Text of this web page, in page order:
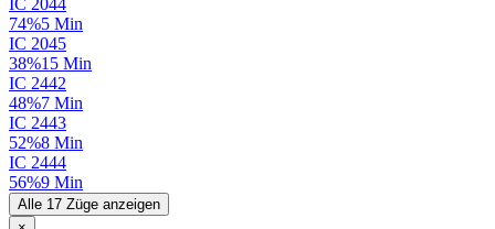
74%5 Min
IC 2045
38%15 Min
IC 2442
48%7 Min
IC 2443
52%8 Min
IC 2444
56%9 Min
Alle 17 Züge anzeigen